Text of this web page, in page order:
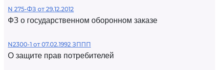
N 275-ФЗ от 29.12.2012
ФЗ о государственном оборонном заказе
N2300-1 от 07.02.1992 ЗППП
О защите прав потребителей